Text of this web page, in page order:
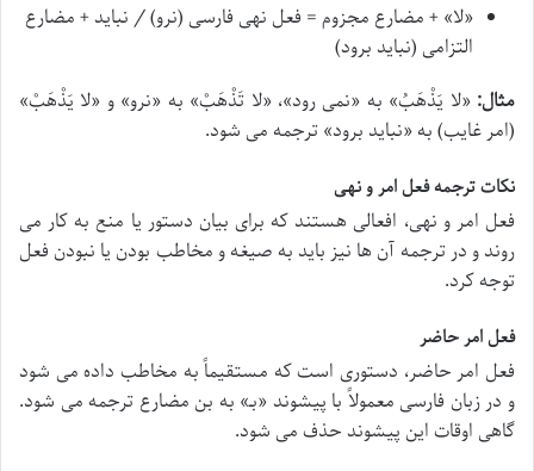
«لا» + مضارع مجزوم = فعل نهی فارسی (نرو) / نباید + مضارع
التزامی (نباید برود)
مثال: «لا یَذْهَبُ» به «نمی رود»، «لا تَذْهَبْ» به «نرو» و «لا یَذْهَبْ»
(امر غایب) به «نباید برود» ترجمه می شود.
نکات ترجمه فعل امر و نهی
فعل امر و نهی، افعالی هستند که برای بیان دستور یا منع به کار می
روند و در ترجمه آن ها نیز باید به صیغه و مخاطب بودن یا نبودن فعل
توجه کرد.
فعل امر حاضر
فعل امر حاضر، دستوری است که مستقیماً به مخاطب داده می شود
و در زبان فارسی معمولاً با پیشوند «ب‍ـ» به بن مضارع ترجمه می شود.
گاهی اوقات این پیشوند حذف می شود.